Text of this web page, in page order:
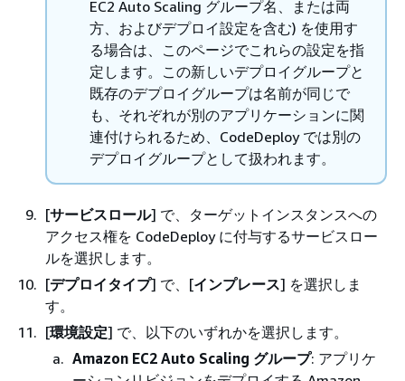
EC2 Auto Scaling グループ名、または両
方、およびデプロイ設定を含む) を使用す
る場合は、このページでこれらの設定を指
定します。この新しいデプロイグループと
既存のデプロイグループは名前が同じで
も、それぞれが別のアプリケーションに関
連付けられるため、CodeDeploy では別の
デプロイグループとして扱われます。
[サービスロール] で、ターゲットインスタンスへの
アクセス権を CodeDeploy に付与するサービスロー
ルを選択します。
[デプロイタイプ] で、[インプレース] を選択しま
す。
[環境設定] で、以下のいずれかを選択します。
Amazon EC2 Auto Scaling グループ: アプリケ